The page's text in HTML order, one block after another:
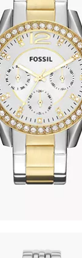
FOSSIL ES3204
690.00 KM